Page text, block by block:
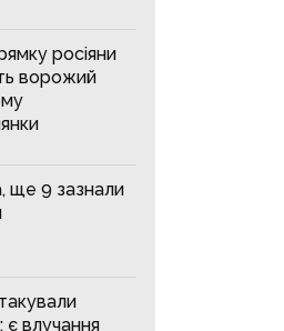
росіяни
ворожий
ще 9 зазнали
є влучання